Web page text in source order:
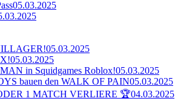
05.03.2025
05.03.2025
05.03.2025
in Squidgames Roblox!05.03.2025
bauen den WALK OF PAIN05.03.2025
1 MATCH VERLIERE 🏆04.03.2025